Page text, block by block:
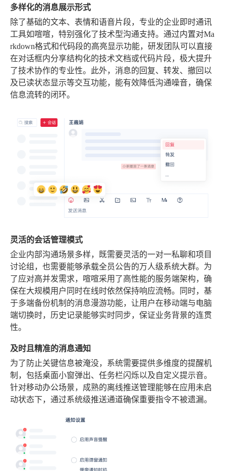
多样化的消息展示形式
除了基础的文本、表情和语音片段，专业的企业即时通讯
工具如喧喧，特别强化了技术型沟通支持。通过内置对Ma
rkdown格式和代码段的高亮显示功能，研发团队可以直接
在对话框内分享结构化的技术文档或代码片段，极大提升
了技术协作的专业性。此外，消息的回复、转发、撤回以
及已读状态显示等交互功能，能有效降低沟通噪音，确保
信息流转的闭环。
灵活的会话管理模式
企业内部沟通场景多样，既需要灵活的一对一私聊和项目
讨论组，也需要能够承载全员公告的万人级系统大群。为
了应对高并发需求，喧喧采用了高性能的服务端架构，确
保在大规模用户同时在线时依然保持响应流畅。同时，基
于多端备份机制的消息漫游功能，让用户在移动端与电脑
端切换时，历史记录能够实时同步，保证业务背景的连贯
性。
及时且精准的消息通知
为了防止关键信息被淹没，系统需要提供多维度的提醒机
制，包括桌面小窗弹出、任务栏闪烁以及自定义提示音。
针对移动办公场景，成熟的离线推送管理能够在应用未启
动状态下，通过系统级推送通道确保重要指令不被遗漏。